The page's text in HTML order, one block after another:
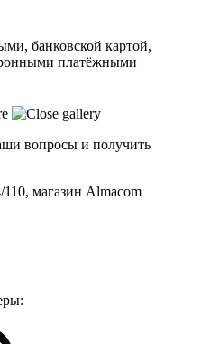
банковской картой,
платёжными
вопросы и получить
магазин Almacom